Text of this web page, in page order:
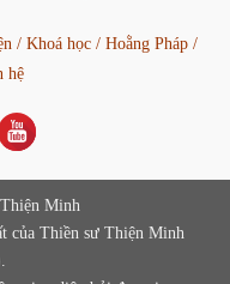
/ Khoá học/ Hoằng Pháp/
hệ
Minh
của Thiền sư Thiện Minh